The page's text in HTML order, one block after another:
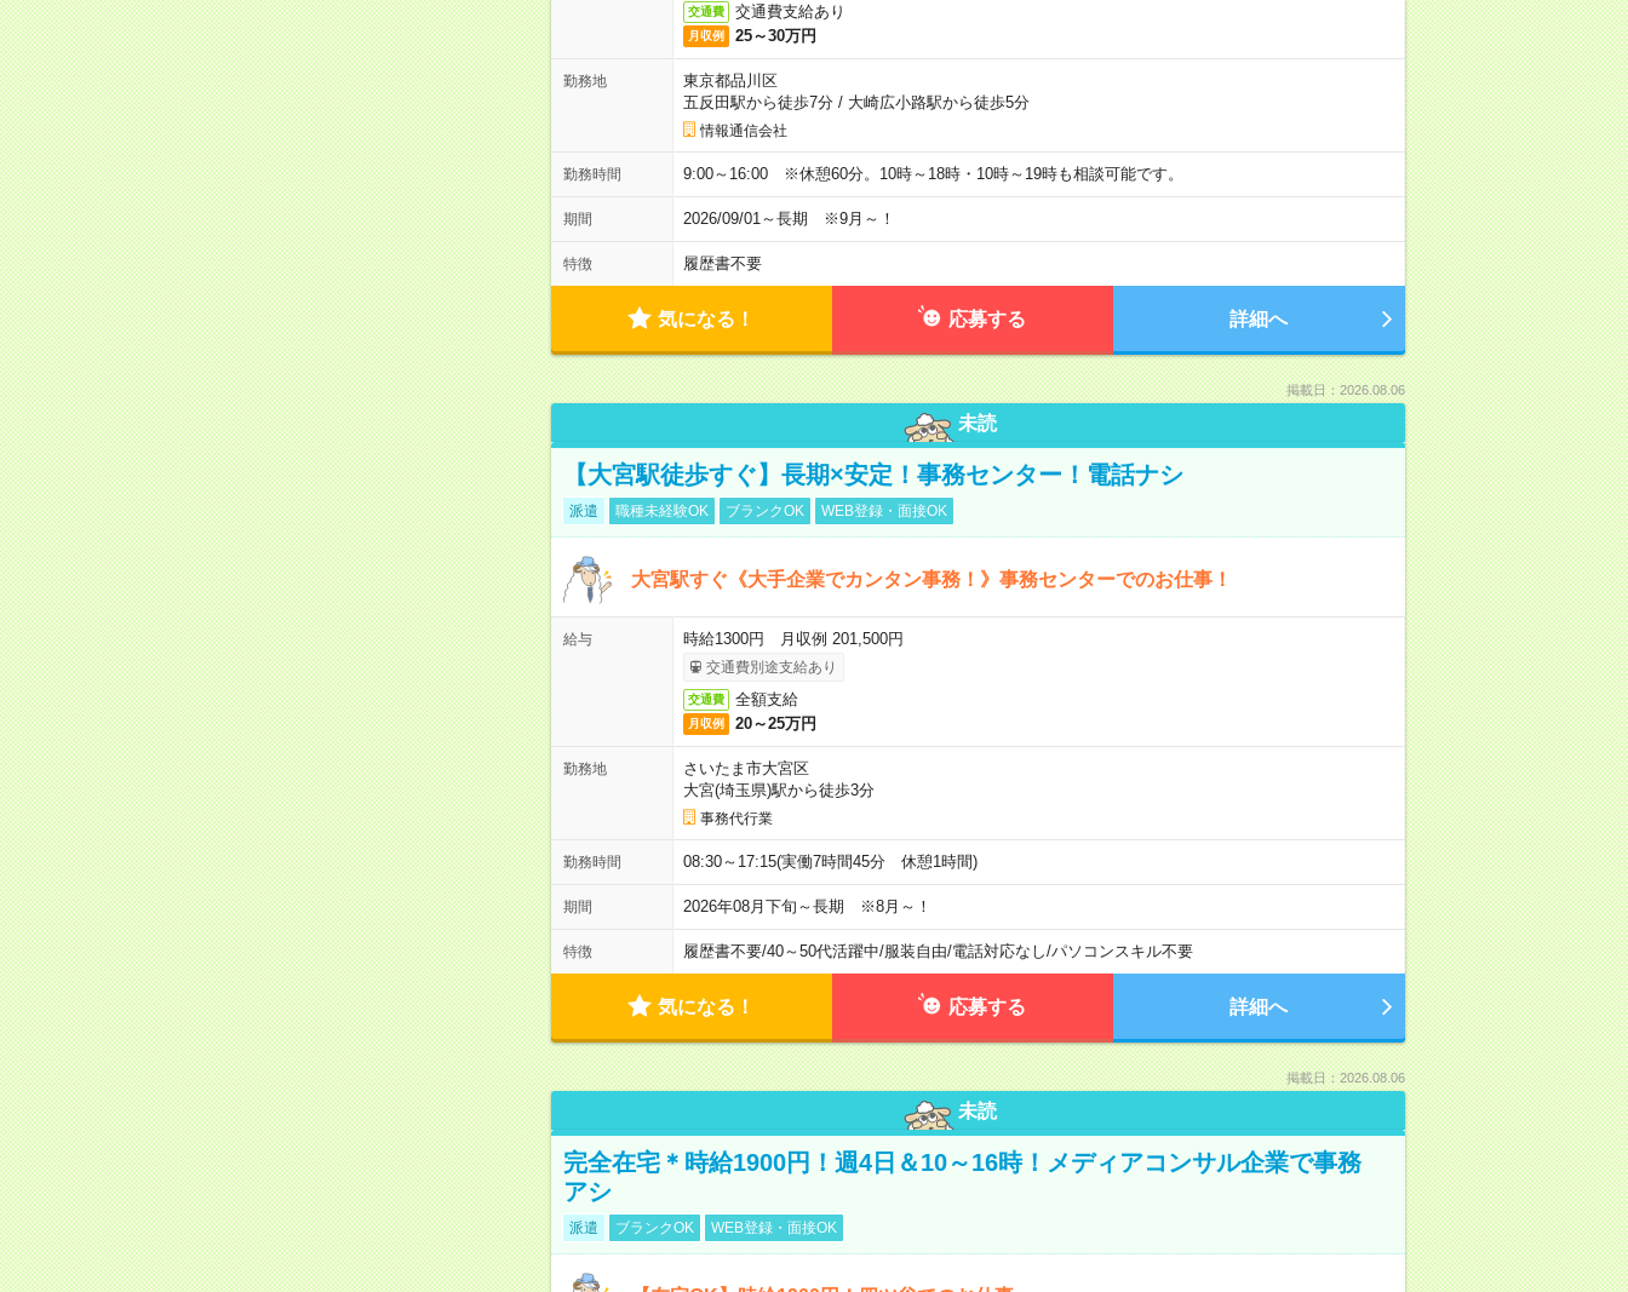
交通費 交通費支給あり
月収例 25～30万円
勤務地
東京都品川区
五反田駅から徒歩7分/ 大崎広小路駅から徒歩5分
情報通信会社
勤務時間 9:00～16:00 ※休憩60分。10時～18時・10時～19時も相談可能です。
期間 2026/09/01～長期 ※9月～！
特徴 履歴書不要
気になる！ 応募する 詳細へ
掲載日：2026.08.06
未読
【大宮駅徒歩すぐ】長期×安定！事務センター！電話ナシ
派遣 職種未経験OK ブランクOK WEB登録・面接OK
大宮駅すぐ《大手企業でカンタン事務！》事務センターでのお仕事！
給与 時給1300円 月収例 201,500円
交通費別途支給あり
交通費 全額支給
月収例 20～25万円
勤務地
さいたま市大宮区
大宮(埼玉県)駅から徒歩3分
事務代行業
勤務時間 08:30～17:15(実働7時間45分 休憩1時間)
期間 2026年08月下旬～長期 ※8月～！
特徴 履歴書不要/40～50代活躍中/服装自由/電話対応なし/パソコンスキル不要
気になる！ 応募する 詳細へ
掲載日：2026.08.06
未読
完全在宅＊時給1900円！週4日＆10～16時！メディアコンサル企業で事務
アシ
派遣 ブランクOK WEB登録・面接OK